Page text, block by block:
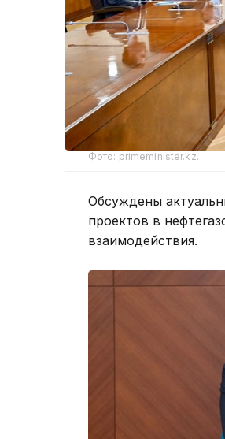
Фото: primeminister.kz.
Обсуждены
проектов в
взаимодействия.